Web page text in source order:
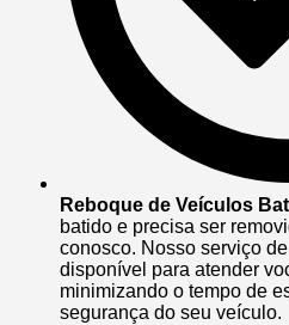
Reboque de Veículos
batido e precisa ser
conosco. Nosso serviço
disponível para atender
minimizando o tempo de
segurança do seu veículo.